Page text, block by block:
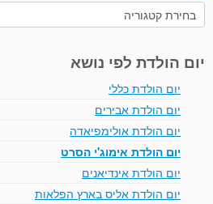
קטגוריות
יום הולדת לפי נושא
יום הולדת כללי
יום הולדת אבירים
יום הולדת אולימפיאדה
יום הולדת אימוג'י הסרט
יום הולדת אינדיאנים
יום הולדת אליס בארץ הפלאות